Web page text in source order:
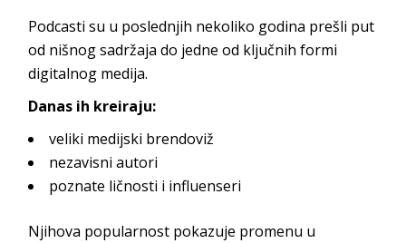
Podcasti su u poslednjih nekoliko godina prešli put
od nišnog sadržaja do jedne od ključnih formi
digitalnog medija.
Danas ih kreiraju:
veliki medijski brendoviž
nezavisni autori
poznate ličnosti i influenseri
Njihova popularnost pokazuje promenu u